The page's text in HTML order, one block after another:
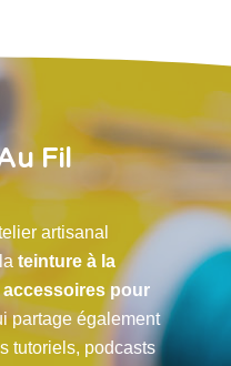
Fil
artisanal
teinture à la
accessoires pour
partage également
tutoriels, podcasts